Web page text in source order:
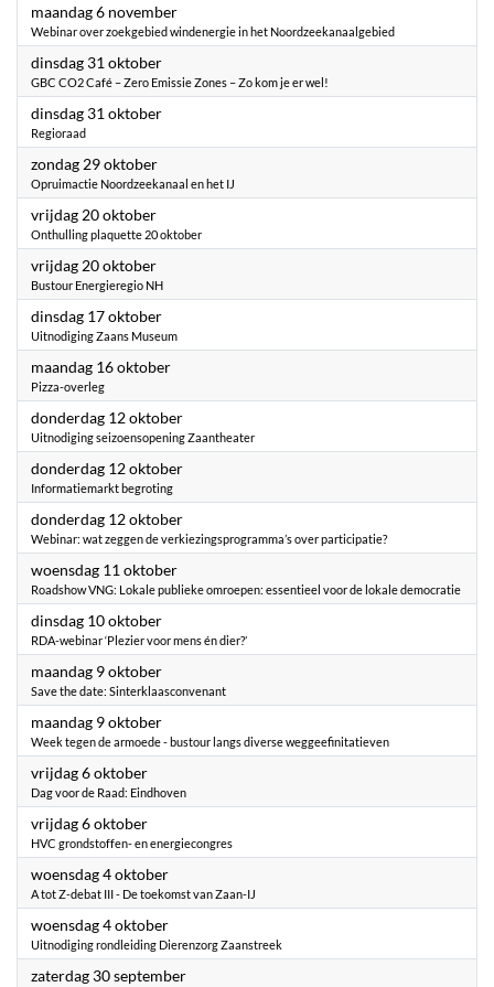
maandag 6 november2023
Webinar over zoekgebied windenergie in het Noordzeekanaalgebied
dinsdag 31 oktober2023
GBC CO2 Café – Zero Emissie Zones – Zo kom je er wel!
dinsdag 31 oktober2023
Regioraad
zondag 29 oktober2023
Opruimactie Noordzeekanaal en het IJ
vrijdag 20 oktober2023
Onthulling plaquette 20 oktober
vrijdag 20 oktober2023
Bustour Energieregio NH
dinsdag 17 oktober2023
Uitnodiging Zaans Museum
maandag 16 oktober2023
Pizza-overleg
donderdag 12 oktober2023
Uitnodiging seizoensopening Zaantheater
donderdag 12 oktober2023
Informatiemarkt begroting
donderdag 12 oktober2023
Webinar: wat zeggen de verkiezingsprogramma’s over participatie?
woensdag 11 oktober2023
Roadshow VNG: Lokale publieke omroepen: essentieel voor de lokale democratie
dinsdag 10 oktober2023
RDA-webinar ‘Plezier voor mens én dier?’
maandag 9 oktober2023
Save the date: Sinterklaasconvenant
maandag 9 oktober2023
Week tegen de armoede - bustour langs diverse weggeefinitatieven
vrijdag 6 oktober2023
Dag voor de Raad: Eindhoven
vrijdag 6 oktober2023
HVC grondstoffen- en energiecongres
woensdag 4 oktober2023
A tot Z-debat III - De toekomst van Zaan-IJ
woensdag 4 oktober2023
Uitnodiging rondleiding Dierenzorg Zaanstreek
zaterdag 30 september2023